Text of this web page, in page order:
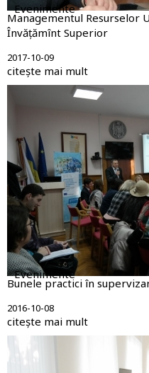
Evenimente
Managementul Resurselor
Învățămînt Superior
2017-10-09
citește mai mult
Evenimente
Bunele practici în
2016-10-08
citește mai mult